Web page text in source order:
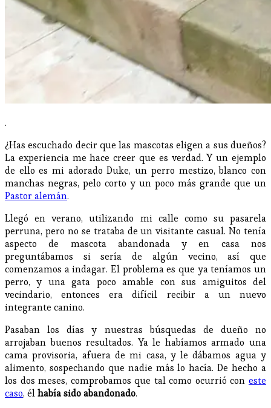
.
¿Has escuchado decir que las mascotas eligen a sus dueños?
La experiencia me hace creer que es verdad. Y un ejemplo
de ello es mi adorado Duke, un perro mestizo, blanco con
manchas negras, pelo corto y un poco más grande que un
Pastor alemán.
Llegó en verano, utilizando mi calle como su pasarela
perruna, pero no se trataba de un visitante casual. No tenía
aspecto de mascota abandonada y en casa nos
preguntábamos si sería de algún vecino, así que
comenzamos a indagar. El problema es que ya teníamos un
perro, y una gata poco amable con sus amiguitos del
vecindario, entonces era difícil recibir a un nuevo
integrante canino.
Pasaban los días y nuestras búsquedas de dueño no
arrojaban buenos resultados. Ya le habíamos armado una
cama provisoria, afuera de mi casa, y le dábamos agua y
alimento, sospechando que nadie más lo hacía. De hecho a
los dos meses, comprobamos que tal como ocurrió con este
caso, élhabía sido abandonado.